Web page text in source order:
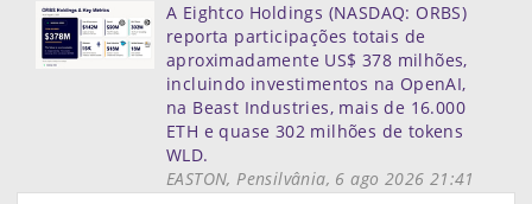
A Eightco Holdings (NASDAQ: ORBS)
reporta participações totais de
aproximadamente US$ 378 milhões,
incluindo investimentos na OpenAI,
na Beast Industries, mais de 16.000
ETH e quase 302 milhões de tokens
WLD.
EASTON, Pensilvânia, 6 ago 2026 21:41